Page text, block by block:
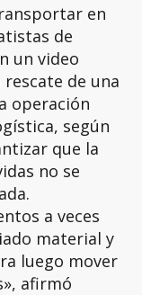
en
de
un video
de una
operación
según
que la
no se
a veces
material y
luego mover
afirmó